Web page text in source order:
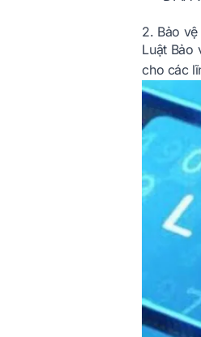
2. Bảo
Luật Bảo
cho các